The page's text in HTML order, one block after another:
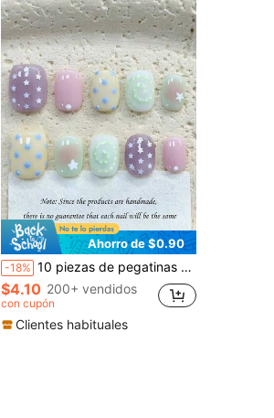
Ahorro de $0.90
-18% 10 piezas de pegatinas de uñas cortas cuadradas/redondas con estrella de cinco puntas pintadas a mano, estilo minimalista fresco INS lindo Y2K, color macaron, manicura artística, uñas postizas cortas hechas a mano
$4.10 200+ vendidos
con cupón
Clientes habituales